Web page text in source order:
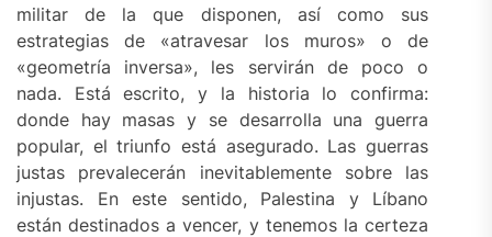
militar de la que disponen, así como sus
estrategias de «atravesar los muros» o de
«geometría inversa», les servirán de poco o
nada. Está escrito, y la historia lo confirma:
donde hay masas y se desarrolla una guerra
popular, el triunfo está asegurado. Las guerras
justas prevalecerán inevitablemente sobre las
injustas. En este sentido, Palestina y Líbano
están destinados a vencer, y tenemos la certeza